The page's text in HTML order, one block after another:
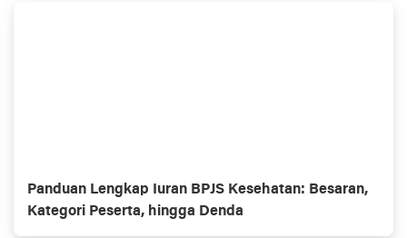
Panduan Lengkap Iuran BPJS Kesehatan: Besaran,
Kategori Peserta, hingga Denda